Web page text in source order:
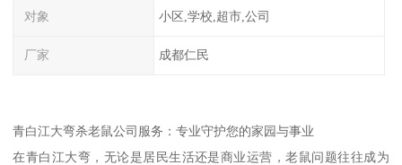
对象 小区,学校,超市,公司
厂家 成都仁民
青白江大弯杀老鼠公司服务：专业守护您的家园与事业
在青白江大弯，无论是居民生活还是商业运营，老鼠问题往往成为